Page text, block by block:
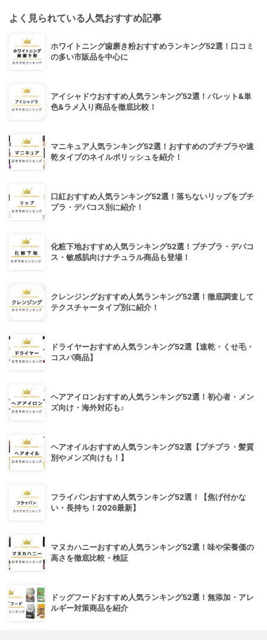
よく見られている人気おすすめ記事
ホワイトニング歯磨き粉おすすめランキング52選！口コミ
の多い市販品を中心に
アイシャドウおすすめ人気ランキング52選！パレット&単
色&ラメ入り商品を徹底比較！
マニキュア人気ランキング52選！おすすめのプチプラや速
乾タイプのネイルポリッシュを紹介！
口紅おすすめ人気ランキング52選！落ちないリップをプチ
プラ・デパコス別に紹介！
化粧下地おすすめ人気ランキング52選！プチプラ・デパコ
ス・敏感肌向けナチュラル商品も登場！
クレンジングおすすめ人気ランキング52選！徹底調査して
テクスチャータイプ別に紹介！
ドライヤーおすすめ人気ランキング52選【速乾・くせ毛・
コスパ商品】
ヘアアイロンおすすめ人気ランキング52選！初心者・メン
ズ向け・海外対応も♪
ヘアオイルおすすめ人気ランキング52選【プチプラ・髪質
別やメンズ向けも！】
フライパンおすすめ人気ランキング52選！【焦げ付かな
い・長持ち！2026最新】
マヌカハニーおすすめ人気ランキング52選！味や栄養価の
高さを徹底比較・検証
ドッグフードおすすめ人気ランキング52選！無添加・アレ
ルギー対策商品を紹介